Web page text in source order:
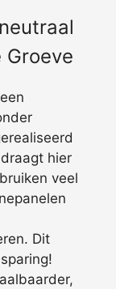
Groeve
hier
veel
Dit